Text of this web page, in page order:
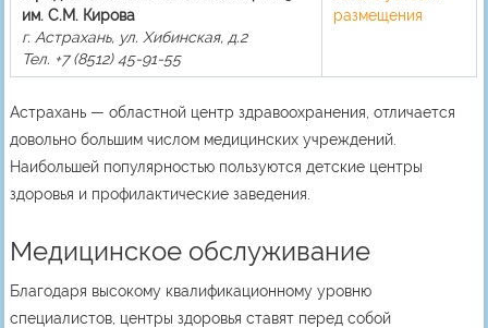
им. С.М. Кирова
г. Астрахань, ул. Хибинская, д.2
Тел. +7 (8512) 45-91-55
размещения
Астрахань — областной центр здравоохранения, отличается
довольно большим числом медицинских учреждений.
Наибольшей популярностью пользуются детские центры
здоровья и профилактические заведения.
Медицинское обслуживание
Благодаря высокому квалификационному уровню
специалистов, центры здоровья ставят перед собой